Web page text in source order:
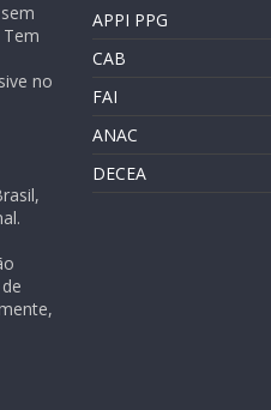
no
APPI PPG
CAB
FAI
ANAC
DECEA